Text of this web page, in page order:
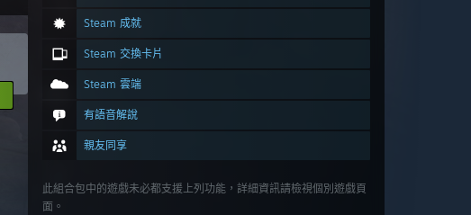
Steam 成就
Steam 交換卡片
Steam 雲端
有語音解說
親友同享
此組合包中的遊戲未必都支援上列功能，詳細資訊請檢視個別遊戲頁
面。